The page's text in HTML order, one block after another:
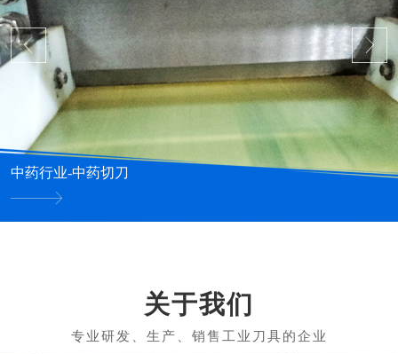
中药行业-中药切刀
关于我们